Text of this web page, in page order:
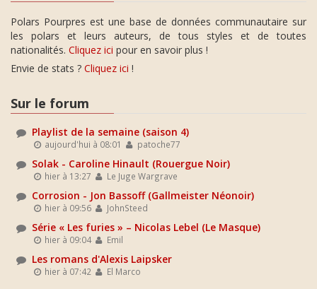
Polars Pourpres est une base de données communautaire sur
les polars et leurs auteurs, de tous styles et de toutes
nationalités. Cliquez ici pour en savoir plus !
Envie de stats ? Cliquez ici !
Sur le forum
Playlist de la semaine (saison 4)
aujourd'hui à 08:01 patoche77
Solak - Caroline Hinault (Rouergue Noir)
hier à 13:27 Le Juge Wargrave
Corrosion - Jon Bassoff (Gallmeister Néonoir)
hier à 09:56 JohnSteed
Série « Les furies » – Nicolas Lebel (Le Masque)
hier à 09:04 Emil
Les romans d'Alexis Laipsker
hier à 07:42 El Marco